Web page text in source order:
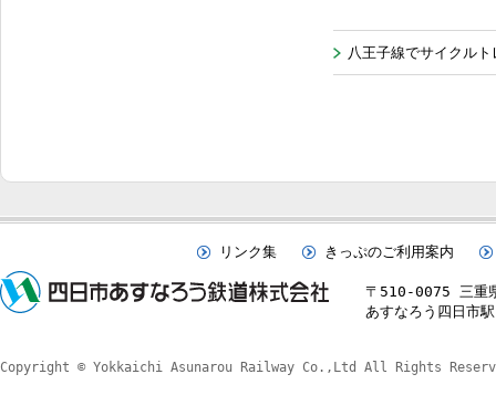
八王子線でサイクル
〒510-0075 三重
あすなろう四日
リンク集 きっぷのご利用案内
Copyright © Yokkaichi Asunarou Railway Co.,Ltd All Rights